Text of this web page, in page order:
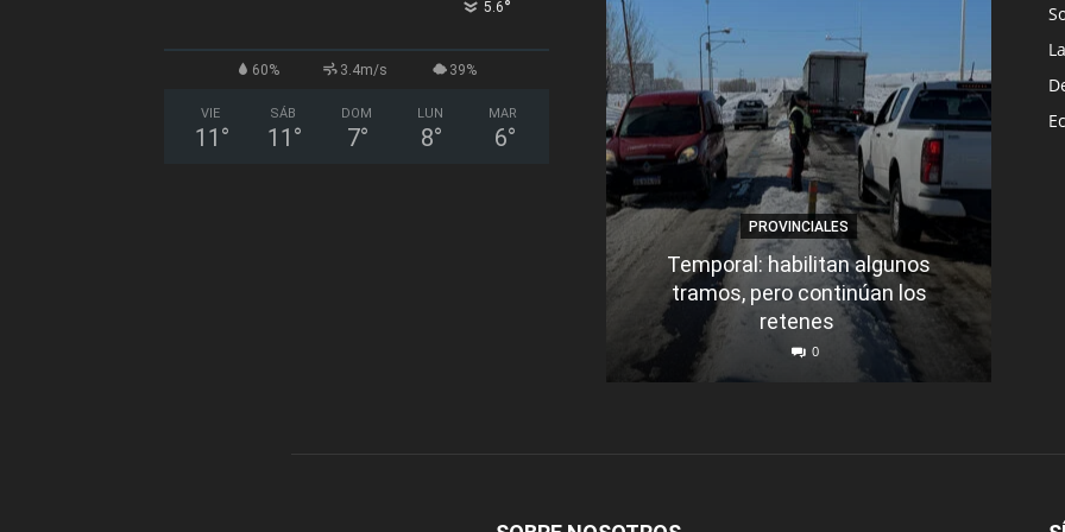
5.6°
60% 3.4m/s 39%
VIE
11 °
SÁB
11 °
DOM
7°
LUN
8°
MAR
6°
PROVINCIALES
Temporal: habilitan algunos
tramos, pero continúan los
retenes
0